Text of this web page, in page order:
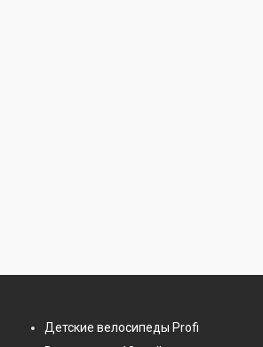
Детские велосипеды Profi